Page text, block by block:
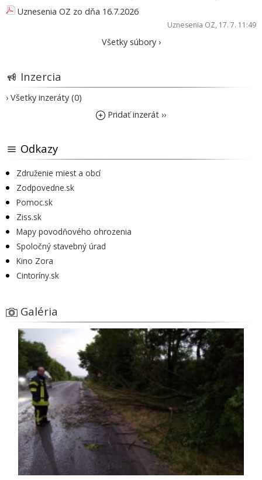
Uznesenia OZ zo dňa 16.7.2026
Uznesenia OZ, 17. 7. 11:49
Všetky súbory ›
Inzercia
› Všetky inzeráty (0)
Pridať inzerát ››
Odkazy
Združenie miest a obcí
Zodpovedne.sk
Pomoc.sk
Ziss.sk
Mapy povodňového ohrozenia
Spoločný stavebný úrad
Kino Zora
Cintoríny.sk
Galéria